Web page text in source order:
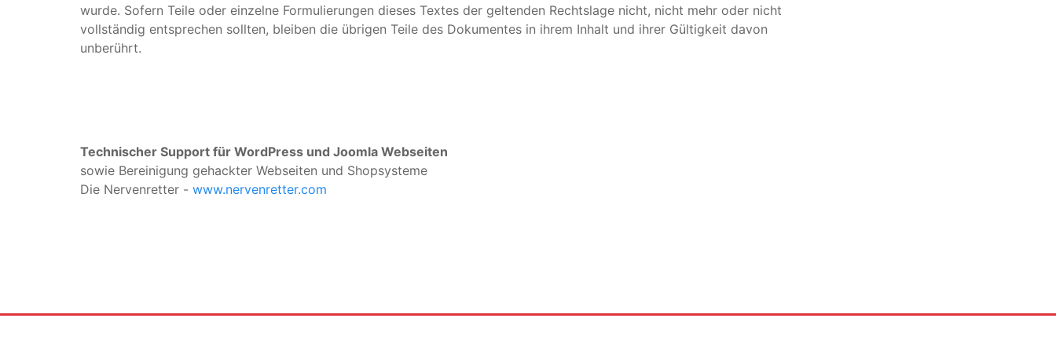
wurde. Sofern Teile oder einzelne Formulierungen dieses Textes der geltenden Rechtslage nicht, nicht mehr oder nicht
vollständig entsprechen sollten, bleiben die übrigen Teile des Dokumentes in ihrem Inhalt und ihrer Gültigkeit davon
unberührt.
Technischer Support für WordPress und Joomla Webseiten
sowie Bereinigung gehackter Webseiten und Shopsysteme
Die Nervenretter - www.nervenretter.com